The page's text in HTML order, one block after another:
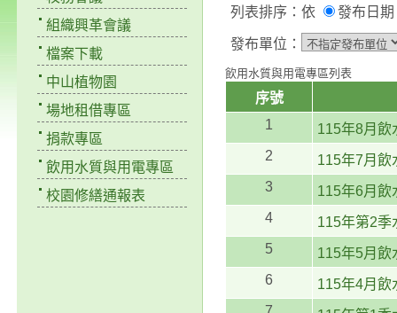
組織興革會議
檔案下載
中山植物園
場地租借專區
捐款專區
飲用水質與用電專區
校園修繕通報表
列表排序：依 發布日期
發布單位：
飲用水質與用電專區列表
序號
1
115年8月飲
2
115年7月飲
3
115年6月飲
4
115年第2季
5
115年5月飲
6
115年4月飲